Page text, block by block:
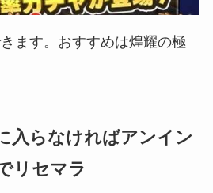
ます。おすすめは煌耀の極
入らなければアンイン
リセマラ